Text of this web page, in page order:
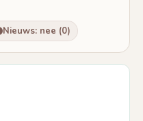
Nieuws: nee (0)